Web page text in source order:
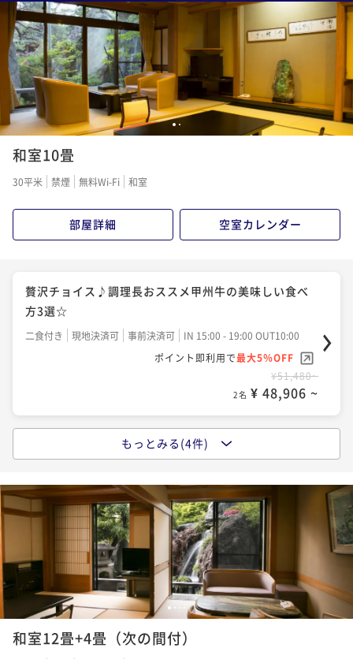
1 2
和室10畳
30平米 禁煙 無料Wi-Fi 和室
部屋詳細 空室カレンダー
贅沢チョイス♪調理長おススメ甲州牛の美味しい食べ
方3選☆
二食付き 現地決済可 事前決済可
IN 15:00 - 19:00 OUT10:00
ポイント即利用で最大5％OFF
¥51,480~
2名 ¥ 48,906 ~
かげつ基本プラン「甲州牛溶岩焼きプラン」＆美しい
二食付き 現地決済可 事前決済可
IN 15:00 - 19:00 OUT10:00
ポイント即利用で最大5％OFF
¥51,480~
2名 ¥ 48,906 ~
☆大切な人へ…♪花束で祝う！☆ 【記念日】プラン
二食付き 現地決済可 事前決済可
IN 15:00 - 18:00 OUT10:00
もっとみる(4件)
1 2 3 4
和室12畳+4畳（次の間付）